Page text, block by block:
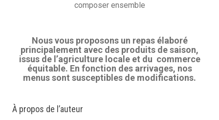
composer ensemble
Nous vous proposons un repas élaboré
principalement avec des produits de saison,
issus de l’agriculture locale et du commerce
équitable. En fonction des arrivages, nos
menus sont susceptibles de modifications.
À propos de l’auteur